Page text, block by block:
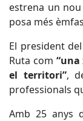
estrena un
posa més
El president
Ruta com “una
el territori”,
professionals
Amb 25 anys